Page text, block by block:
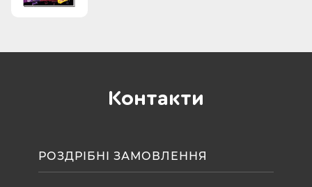
Контакти
РОЗДРІБНІ ЗАМОВЛЕННЯ